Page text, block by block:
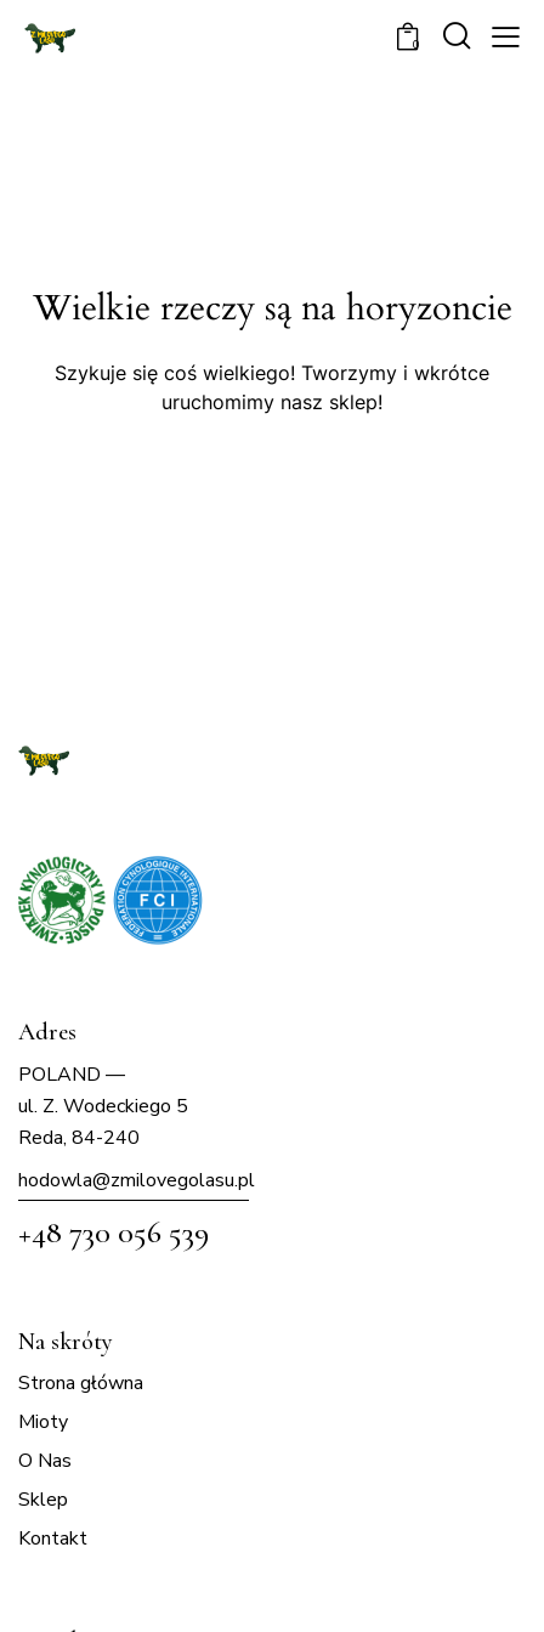
0
Wielkie rzeczy są na horyzoncie
Szykuje się coś wielkiego! Tworzymy i wkrótce
uruchomimy nasz sklep!
Adres
POLAND —
ul. Z. Wodeckiego 5
Reda, 84-240
hodowla@zmilovegolasu.pl
+48 730 056 539
Na skróty
Strona główna
Mioty
O Nas
Sklep
Kontakt